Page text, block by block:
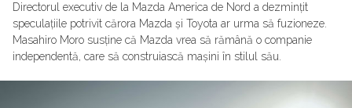
Directorul executiv de la Mazda America de Nord a dezmințit
speculațiile potrivit cărora Mazda și Toyota ar urma să fuzioneze.
Masahiro Moro susține că Mazda vrea să rămână o companie
independentă, care să construiască mașini în stilul său.